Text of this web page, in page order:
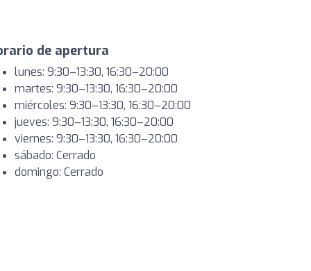
de apertura
lunes: 9:30–13:30, 16:30–20:00
martes: 9:30–13:30, 16:30–20:00
miércoles: 9:30–13:30, 16:30–20:00
jueves: 9:30–13:30, 16:30–20:00
viernes: 9:30–13:30, 16:30–20:00
sábado: Cerrado
domingo: Cerrado